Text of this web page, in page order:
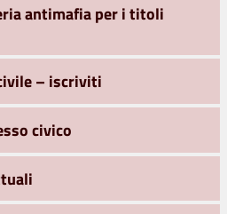
antimafia per i titoli
– iscriviti
civico